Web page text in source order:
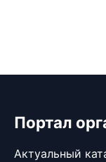
Портал
Актуальный